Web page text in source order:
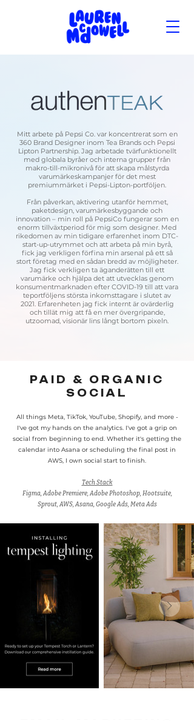
Mitt arbete på Pepsi Co. var koncentrerat som en
360 Brand Designer inom Tea Brands och Pepsi
Lipton Partnership. Jag arbetade tvärfunktionellt
med globala byråer och interna grupper från
makro-till-mikronivå för att skapa målstyrda
varumärkeskampanjer för det mest
premiummärket i Pepsi-Lipton-portföljen.
Från påverkan, aktivering utanför hemmet,
paketdesign, varumärkesbyggande och
innovation – min roll på PepsiCo fungerar som en
enorm tillväxtperiod för mig som designer. Med
rikedomen av min tidigare erfarenhet inom DTC-
start-up-utrymmet och att arbeta på min byrå,
fick jag verkligen förfina min arsenal på ett så
stort företag med en sådan bredd av möjligheter.
Jag fick verkligen ta äganderätten till ett
varumärke och hjälpa det att utvecklas genom
konsumentmarknaden efter COVID-19 till att vara
teportföljens största inkomsttagare i slutet av
2021. Erfarenheten jag fick internt är ovärderlig
och tillät mig att få en mer övergripande,
utzoomad, visionär lins långt bortom pixeln.
PAID & ORGANIC
SOCIAL
All things Meta, TikTok, YouTube, Shopify, and more -
I've got my hands on the analytics. I've got a grip on
social from beginning to end. Whether it's getting the
calendar into Asana or scheduling the final post in
AWS, I own social start to finish.
Tech Stack
Figma, Adobe Premiere, Adobe Photoshop, Hootsuite,
Sprout, AWS, Asana, Google Ads, Meta Ads